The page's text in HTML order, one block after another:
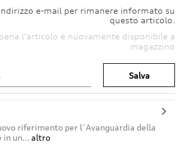
e-mail per rimanere informato su
questo articolo.
l’articolo è nuovamente disponibile a
magazzino
Salva
riferimento per l`Avanguardia della
in un... altro